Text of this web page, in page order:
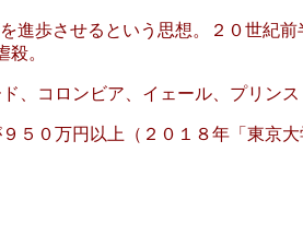
進歩させるという思想。２０世
。
、コロンビア、イェール、プリン
５０万円以上（２０１８年「東京